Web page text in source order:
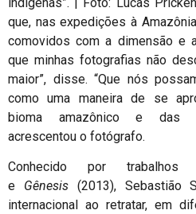
que, nas expedições à
comovidos com a dimensão e
que minhas fotografias não
maior”, disse. “Que nós
como uma maneira de se
bioma amazônico e das
acrescentou o fotógrafo.
Conhecido por
e Gênesis(2013), Sebastião
internacional ao retratar, em